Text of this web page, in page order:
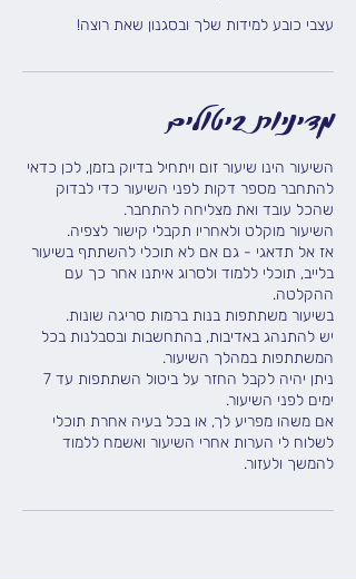
עצבי כובע למידות שלך ובסגנון שאת רוצה!
מדיניות ביטולים
השיעור הינו שיעור זום ויתחיל בדיוק בזמן, לכן כדאי
להתחבר מספר דקות לפני השיעור כדי לבדוק
אז אל תדאגי - גם אם לא תוכלי להשתתף בשיעור
בלייב, תוכלי ללמוד ולסרוג איתנו אחר כך עם
יש להתנהג באדיבות, בהתחשבות ובסבלנות בכל
ניתן יהיה לקבל החזר על ביטול השתתפות עד 7
אם משהו מפריע לך, או בכל בעיה אחרת תוכלי
לשלוח לי הערות אחרי השיעור ואשמח ללמוד
להמשך ולעזור.